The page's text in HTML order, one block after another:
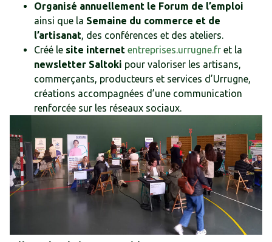
Organisé annuellement le Forum de l’emploi
ainsi que la Semaine du commerce et de
l’artisanat, des conférences et des ateliers.
Créé le site internet entreprises.urrugne.fr et la
newsletter Saltoki pour valoriser les artisans,
commerçants, producteurs et services d’Urrugne,
créations accompagnées d’une communication
renforcée sur les réseaux sociaux.